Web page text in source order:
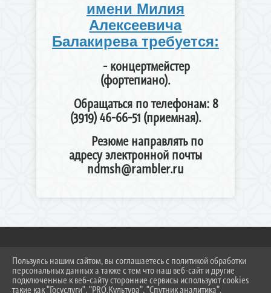
имени Милия
Алексеевича
Балакирева требуется:
- концертмейстер
(фортепиано).
Обращаться по телефонам: 8
(3919) 46-66-51 (приемная).
Резюме направлять по
адресу электронной почты
ndmsh@rambler.ru
2026 Г. NDMSH.RU
ВХОД
КАРТА САЙТА
Пользуясь нашим сайтом, вы соглашаетесь с политикой обработки
персональных данных а также с тем что наш веб-сайт и другие
подключенные к веб-сайту сторонние сервисы используют cookies
такие как "Госуслуги", "PRO.Культура", "Спутник аналитика".